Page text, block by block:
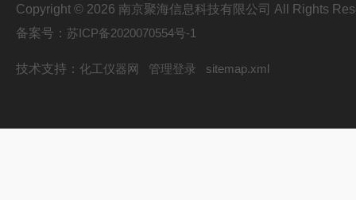
Copyright © 2026 南京聚海信息科技有限公司 All Rights
备案号： 苏ICP备2020070554号-1
技术支持： 化工仪器网 管理登录 sitemap.xml